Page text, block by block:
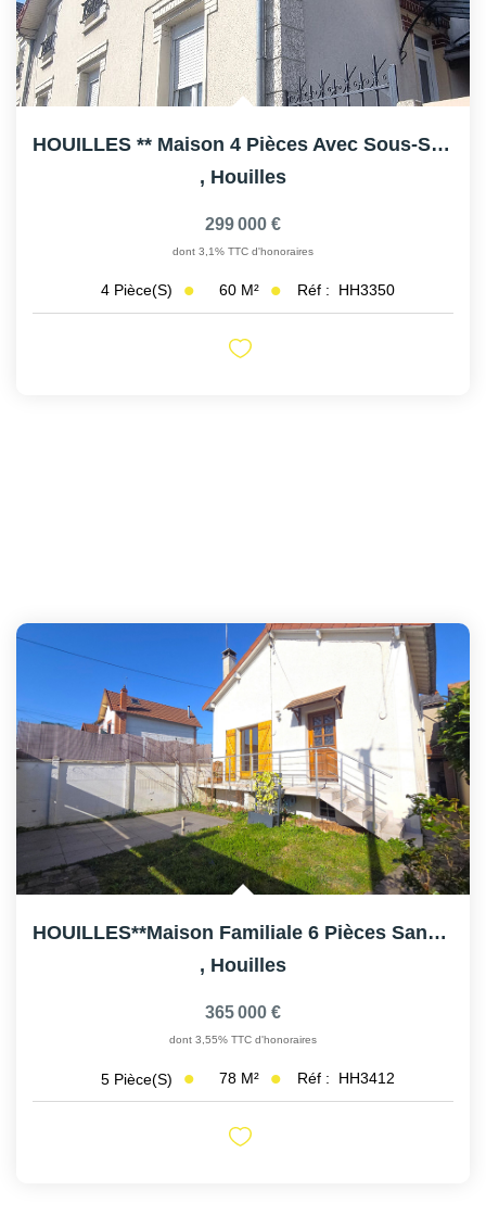
HOUILLES ** Maison 4 Pièces Avec Sous-Sol Et Terrasse
, Houilles
299 000 €
dont 3,1% TTC d'honoraires
4 Pièce(s) 60 M² Réf : HH3350
HOUILLES**Maison Familiale 6 Pièces Sans Travaux ? Jardin,...
, Houilles
365 000 €
dont 3,55% TTC d'honoraires
5 Pièce(s) 78 M² Réf : HH3412